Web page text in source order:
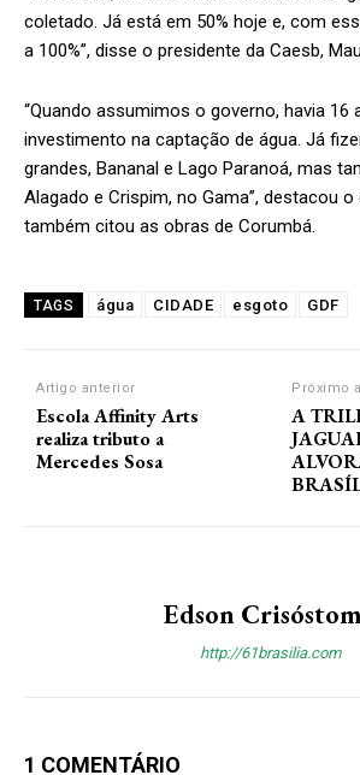
coletado. Já está em 50% hoje e, com
a 100%”, disse o presidente da Caesb,
“Quando assumimos o governo, havia 16
investimento na captação de água. Já
grandes, Bananal e Lago Paranoá, mas
Alagado e Crispim, no Gama”, destacou o
também citou as obras de Corumbá.
TAGS água CIDADE esgoto GDF
Artigo anterior
Escola Affinity Arts
realiza tributo a
Mercedes Sosa
Próximo
A
Edson
http://61brasilia.com
1 COMENTÁRIO